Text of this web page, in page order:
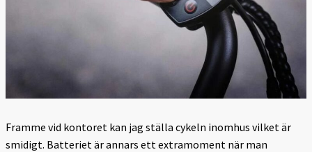
Framme vid kontoret kan jag ställa cykeln inomhus vilket är
smidigt. Batteriet är annars ett extramoment när man